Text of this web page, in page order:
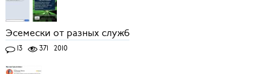
Эсемески от разных служб
13 371 2010